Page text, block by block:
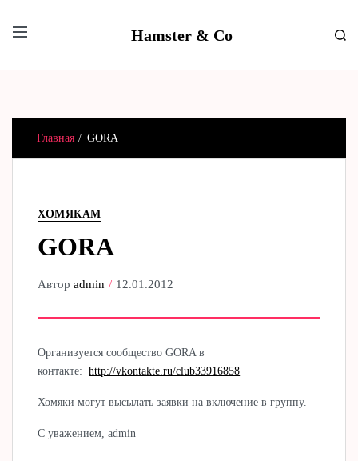
Hamster & Co
Главная GORA
ХОМЯКАМ
GORA
Авторadmin 12.01.2012
Организуется сообщество GORA в
контакте:http://vkontakte.ru/club33916858
Хомяки могут высылать заявки на включение в группу.
С уважением, admin